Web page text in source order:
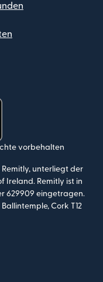
vorbehalten
Remitly, unterliegt der
Ireland. Remitly ist in
629909 eingetragen.
Cork T12